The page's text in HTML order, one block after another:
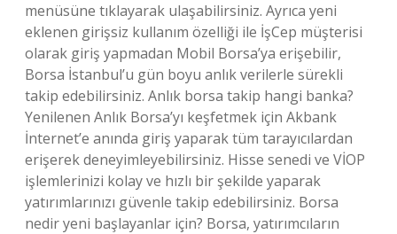
menüsüne tıklayarak ulaşabilirsiniz. Ayrıca yeni
eklenen girişsiz kullanım özelliği ile İşCep müşterisi
olarak giriş yapmadan Mobil Borsa’ya erişebilir,
Borsa İstanbul’u gün boyu anlık verilerle sürekli
takip edebilirsiniz. Anlık borsa takip hangi banka?
Yenilenen Anlık Borsa’yı keşfetmek için Akbank
İnternet’e anında giriş yaparak tüm tarayıcılardan
erişerek deneyimleyebilirsiniz. Hisse senedi ve VİOP
işlemlerinizi kolay ve hızlı bir şekilde yaparak
yatırımlarınızı güvenle takip edebilirsiniz. Borsa
nedir yeni başlayanlar için? Borsa, yatırımcıların